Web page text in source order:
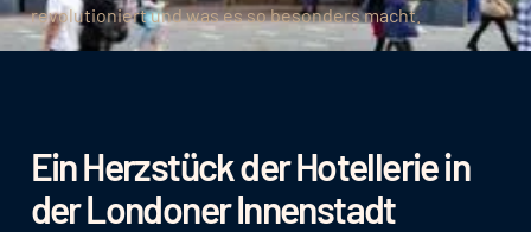
revolutioniert und was es so besonders macht.
Ein Herzstück der Hotellerie in
der Londoner Innenstadt